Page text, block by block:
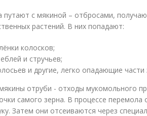
путают с мякиной – отбросами,
растений. В них попадают:
колосков;
и стручьев;
и другие, легко опадающие
отруби - отходы мукомольного
самого зерна. В процессе перемола
Затем они отсеиваются через